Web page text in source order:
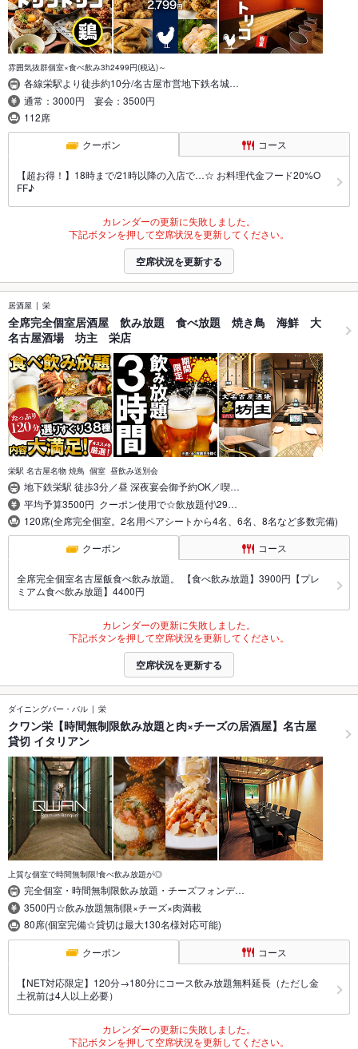
雰囲気抜群個室×食べ飲み3h2499円(税込)～
各線栄駅より徒歩約10分/名古屋市営地下鉄名城…
通常：3000円 宴会：3500円
112席
クーポン コース
【超お得！】18時まで/21時以降の入店で…☆ お料理代金フード20%O
FF♪
カレンダーの更新に失敗しました。
下記ボタンを押して空席状況を更新してください。
空席状況を更新する
居酒屋 栄
全席完全個室居酒屋 飲み放題 食べ放題 焼き鳥 海鮮 大
名古屋酒場 坊主 栄店
栄駅 名古屋名物 焼鳥 個室 昼飲み送別会
地下鉄栄駅 徒歩3分／昼 深夜宴会御予約OK／喫…
平均予算3500円 クーポン使用で☆飲放題付\29…
120席(全席完全個室。2名用ペアシートから4名、6名、8名など多数完備)
クーポン コース
全席完全個室名古屋飯食べ飲み放題。 【食べ飲み放題】3900円【プレ
ミアム食べ飲み放題】4400円
カレンダーの更新に失敗しました。
下記ボタンを押して空席状況を更新してください。
空席状況を更新する
ダイニングバー・バル 栄
クワン栄【時間無制限飲み放題と肉×チーズの居酒屋】名古屋
貸切 イタリアン
上質な個室で時間無制限!食べ飲み放題が◎
完全個室・時間無制限飲み放題・チーズフォンデ…
3500円☆飲み放題無制限×チーズ×肉満載
80席(個室完備☆貸切は最大130名様対応可能)
クーポン コース
【NET対応限定】120分→180分にコース飲み放題無料延長（ただし金
土祝前は4人以上必要）
カレンダーの更新に失敗しました。
下記ボタンを押して空席状況を更新してください。